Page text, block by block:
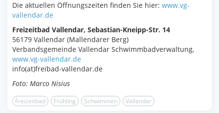
Die aktuellen Öffnungszeiten finden Sie hier: www.vg-
vallendar.de
Freizeitbad Vallendar, Sebastian-Kneipp-Str. 14
56179 Vallendar (Mallendarer Berg)
Verbandsgemeinde Vallendar Schwimmbadverwaltung,
www.vg-vallendar.de
info(at)freibad-vallendar.de
Foto: Marco Nisius
Freizeitbad Frühling Schwimmen Vallendar